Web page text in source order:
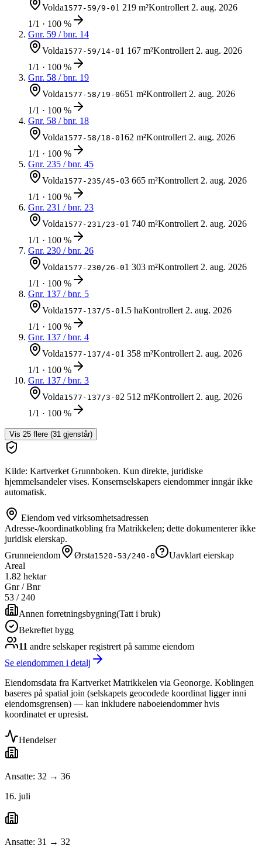
Volda1577-59/9-01 219 m²Kontrollert2. aug. 2026
1/1 · 100 %
Gnr. 59 / bnr. 14
Volda1577-59/14-01 167 m²Kontrollert2. aug. 2026
1/1 · 100 %
Gnr. 58 / bnr. 19
Volda1577-58/19-0651 m²Kontrollert2. aug. 2026
1/1 · 100 %
Gnr. 58 / bnr. 18
Volda1577-58/18-0162 m²Kontrollert2. aug. 2026
1/1 · 100 %
Gnr. 235 / bnr. 45
Volda1577-235/45-03 665 m²Kontrollert2. aug. 2026
1/1 · 100 %
Gnr. 231 / bnr. 23
Volda1577-231/23-01 740 m²Kontrollert2. aug. 2026
1/1 · 100 %
Gnr. 230 / bnr. 26
Volda1577-230/26-01 303 m²Kontrollert2. aug. 2026
1/1 · 100 %
Gnr. 137 / bnr. 5
Volda1577-137/5-01.5 haKontrollert2. aug. 2026
1/1 · 100 %
Gnr. 137 / bnr. 4
Volda1577-137/4-01 358 m²Kontrollert2. aug. 2026
1/1 · 100 %
Gnr. 137 / bnr. 3
Volda1577-137/3-02 512 m²Kontrollert2. aug. 2026
1/1 · 100 %
Vis 25 flere (31 gjenstår)
Kilde: Kartverket Grunnboken. Kun direkte, juridiske
hjemmelsandeler vises. Konsernselskapers eiendommer inngår ikke
automatisk.
Eiendom ved virksomhetsadressen
Adresse-/koordinatkobling fra Matrikkelen; dette dokumenterer ikke
juridisk eierskap.
Grunneiendom
Ørsta1520-53/240-0
Uavklart eierskap
Areal
1.82 hektar
Gnr / Bnr
53 /240
Annen forretningsbygning(Tatt i bruk)
Bekreftet bygg
11 andre selskaperregistrert på samme eiendom
Se eiendommen i detalj
Eiendomsdata fra Kartverket Matrikkelen via Geonorge. Koblingen
baseres på spatial join (selskapets geocodede koordinat ligger inni
eiendomsgrensen) — kan inkludere naboeiendommer hvis
koordinatet er upresist.
Hendelser
Ansatte: 32 → 36
16. juli
Ansatte: 31 → 32